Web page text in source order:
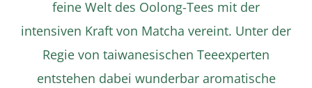
Details
feine Welt des Oolong-Tees mit der
intensiven Kraft von Matcha vereint. Unter der
Regie von taiwanesischen Teeexperten
entstehen dabei wunderbar aromatische